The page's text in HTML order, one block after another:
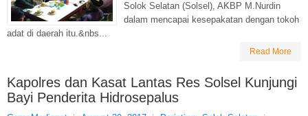
Solok Selatan (Solsel), AKBP M.Nurdin
dalam mencapai kesepakatan dengan tokoh
adat di daerah itu.&nbs...
Read More
Kapolres dan Kasat Lantas Res Solsel Kunjungi
Bayi Penderita Hidrosepalus